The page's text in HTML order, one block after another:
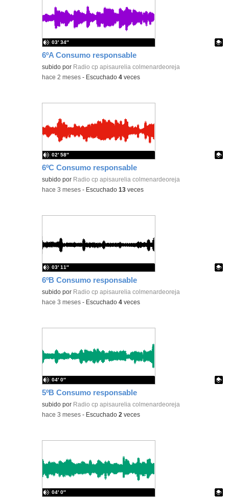
6ºA Consumo responsable
Contenido educativo.
subido por Radio cp apisaurelia colmenardeoreja
03′ 34″
-hace 2 meses - Escuchado4 veces
6ºC Consumo responsable
Contenido educativo.
subido por Radio cp apisaurelia colmenardeoreja
02′ 58″
-hace 3 meses - Escuchado13 veces
6ºB Consumo responsable
Contenido educativo.
subido por Radio cp apisaurelia colmenardeoreja
03′ 11″
-hace 3 meses - Escuchado4 veces
5ºB Consumo responsable
Contenido educativo.
subido por Radio cp apisaurelia colmenardeoreja
04′ 0″
-hace 3 meses - Escuchado2 veces
04′ 0″